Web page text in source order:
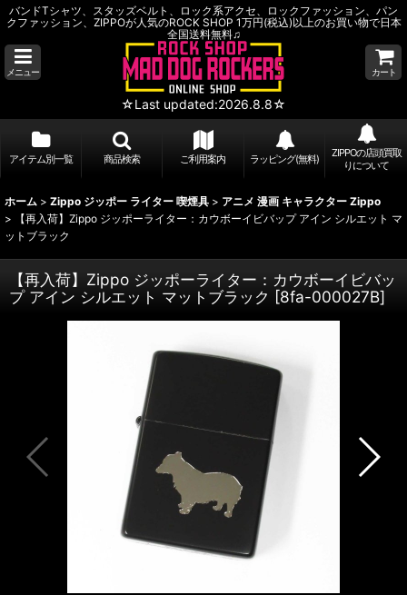
バンドTシャツ、スタッズベルト、ロック系アクセ、ロックファッション、パン
クファッション、ZIPPOが人気のROCK SHOP 1万円(税込)以上のお買い物で日本
全国送料無料♫
メニュー
☆Last updated:2026.8.8☆
カート
アイテム別一覧 商品検索 ご利用案内 ラッピング(無料)
ZIPPOの店頭買取
りについて
ホーム > Zippo ジッポー ライター 喫煙具 > アニメ 漫画 キャラクター Zippo
>
【再入荷】Zippo ジッポーライター：カウボーイビバップ アイン シルエット マ
ットブラック
【再入荷】Zippo ジッポーライター：カウボーイビバッ
プ アイン シルエット マットブラック [8fa-000027B]